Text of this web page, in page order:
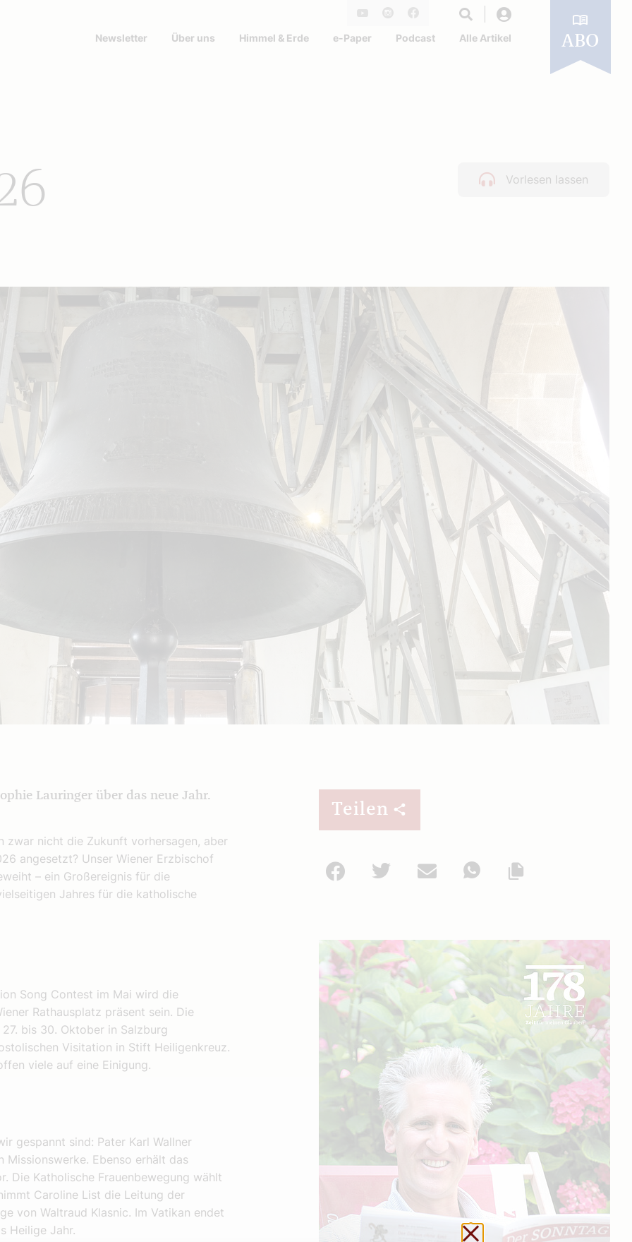
Facebook
Newsletter Über uns Himmel & Erde e-Paper Podcast Alle Artikel ABO
Vorlesen lassen
Lauringer über das neue Jahr.
zwar nicht die Zukunft vorhersagen, aber
angesetzt? Unser Wiener Erzbischof
– ein Großereignis für die
Jahres für die katholische
Song Contest im Mai wird die
Rathausplatz präsent sein. Die
bis 30. Oktober in Salzburg
Visitation in Stift Heiligenkreuz.
viele auf eine Einigung.
gespannt sind: Pater Karl Wallner
Ebenso erhält das
Die Katholische Frauenbewegung wählt
Caroline List die Leitung der
von Waltraud Klasnic. Im Vatikan endet
Heilige Jahr.
Teilen
Facebook
Twitter Mail
WhatsApp
Schließen ohne zu